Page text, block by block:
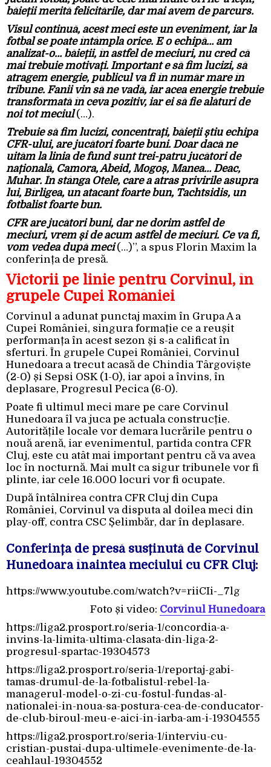
băieții merită felicitările, dar mai avem de parcurs.
Visul continuă, acest meci este un eveniment, iar la
fotbal se poate întâmpla orice. E o echipă… am
analizat-o… băieții, în astfel de meciuri, nu cred că
mai trebuie motivați. Important e să fim lucizi, să
atragem energie, publicul va fi în număr mare în
tribune. Fanii vin să ne vadă, iar acea energie trebuie
transformată în ceva pozitiv, iar ei să fie alături de
noi tot meciul (…).
Trebuie să fim lucizi, concentrați, băieții știu echipa
CFR-ului, are jucători foarte buni. Doar dacă ne
uităm la linia de fund sunt trei-patru jucători de
națională, Camora, Abeid, Mogoș, Manea… Deac,
Muhar. În stânga Otele, care a atras privirile asupra
lui, Bîrligea, un atacant foarte bun, Tachtsidis, un
fotbalist foarte bun.
CFR are jucători buni, dar ne dorim astfel de
meciuri, vrem și de acum astfel de meciuri. Ce va fi,
vom vedea după meci(…)”, a spus Florin Maxim la
conferința de presă.
Victorii pe linie pentru Corvinul, în
grupele Cupei României
Corvinul a adunat punctaj maxim în Grupa A a
Cupei României, singura formație ce a reușit
performanța în acest sezon și s-a calificat în
sferturi. În grupele Cupei României, Corvinul
Hunedoara a trecut acasă de Chindia Târgoviște
(2-0) și Sepsi OSK (1-0), iar apoi a învins, în
deplasare, Progresul Pecica (6-0).
Poate fi ultimul meci mare pe care Corvinul
Hunedoara îl va juca pe actuala construcție.
Autoritățile locale vor demara lucrările pentru o
nouă arenă, iar evenimentul, partida contra CFR
Cluj, este cu atât mai important pentru că va avea
loc în nocturnă. Mai mult ca sigur tribunele vor fi
plinte, iar cele 16.000 locuri vor fi ocupate.
După întâlnirea contra CFR Cluj din Cupa
României, Corvinul va disputa al doilea meci din
play-off, contra CSC Șelimbăr, dar în deplasare.
Conferința de presă susținută de Corvinul
Hunedoara înaintea meciului cu CFR Cluj:
https://www.youtube.com/watch?v=riiCIi-_7lg
Foto și video: Corvinul Hunedoara
https://liga2.prosport.ro/seria-1/concordia-a-
invins-la-limita-ultima-clasata-din-liga-2-
progresul-spartac-19304573
https://liga2.prosport.ro/seria-1/reportaj-gabi-
tamas-drumul-de-la-fotbalistul-rebel-la-
managerul-model-o-zi-cu-fostul-fundas-al-
nationalei-in-noua-sa-postura-cea-de-conducator-
de-club-biroul-meu-e-aici-in-iarba-am-i-19304555
https://liga2.prosport.ro/seria-1/interviu-cu-
cristian-pustai-dupa-ultimele-evenimente-de-la-
ceahlaul-19304552